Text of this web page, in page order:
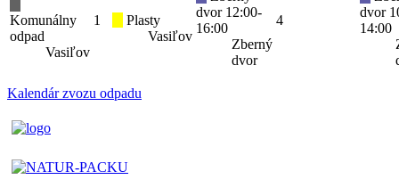
Komunálny
odpad
Vasiľov
1
Plasty
Vasiľov
dvor 12:00-
16:00
Zberný
dvor
4
dvor
14:00
Kalendár zvozu odpadu